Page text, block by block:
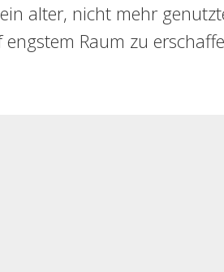
alter, nicht mehr
Raum zu